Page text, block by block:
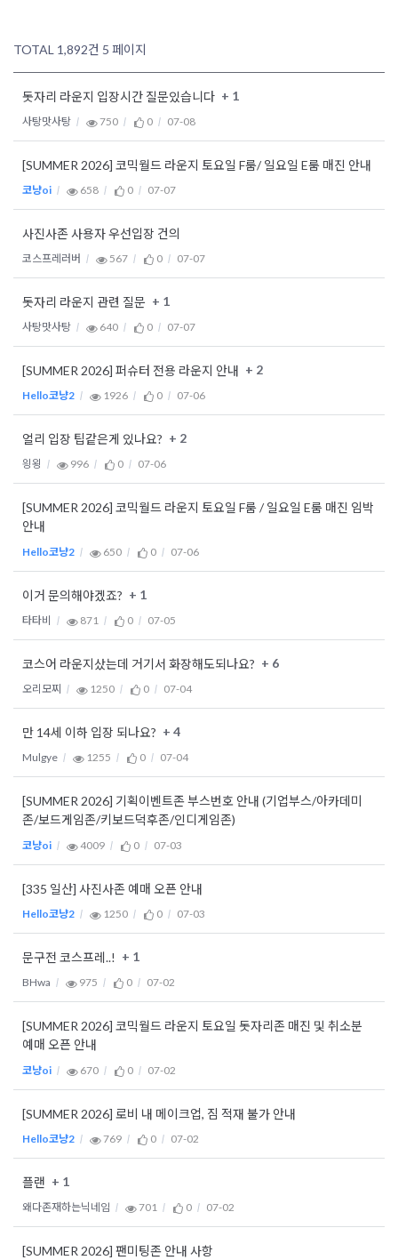
TOTAL 1,892건 5 페이지
돗자리 라운지 입장시간 질문있습니다 + 1
사탕맛사탕 750 0 07-08
[SUMMER 2026] 코믹월드 라운지 토요일 F룸/ 일요일 E룸 매진 안내
코냥oi 658 0 07-07
사진사존 사용자 우선입장 건의
코스프레러버 567 0 07-07
돗자리 라운지 관련 질문 + 1
사탕맛사탕 640 0 07-07
[SUMMER 2026] 퍼슈터 전용 라운지 안내 + 2
Hello코냥2 1926 0 07-06
얼리 입장 팁같은게 있나요? + 2
읭욍 996 0 07-06
[SUMMER 2026] 코믹월드 라운지 토요일 F룸 / 일요일 E룸 매진 임박
안내
Hello코냥2 650 0 07-06
이거 문의해야겠죠? + 1
타타비 871 0 07-05
코스어 라운지샀는데 거기서 화장해도되나요? + 6
오리모찌 1250 0 07-04
만 14세 이하 입장 되나요? + 4
Mulgye 1255 0 07-04
[SUMMER 2026] 기획이벤트존 부스번호 안내 (기업부스/아카데미
존/보드게임존/키보드덕후존/인디게임존)
코냥oi 4009 0 07-03
[335 일산] 사진사존 예매 오픈 안내
Hello코냥2 1250 0 07-03
문구전 코스프레..! + 1
BHwa 975 0 07-02
[SUMMER 2026] 코믹월드 라운지 토요일 돗자리존 매진 및 취소분
예매 오픈 안내
코냥oi 670 0 07-02
[SUMMER 2026] 로비 내 메이크업, 짐 적재 불가 안내
Hello코냥2 769 0 07-02
플랜 + 1
왜다존재하는닉네임 701 0 07-02
[SUMMER 2026] 팬미팅존 안내 사항